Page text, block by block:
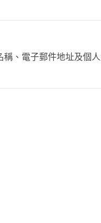
稱、電子郵件地址及個